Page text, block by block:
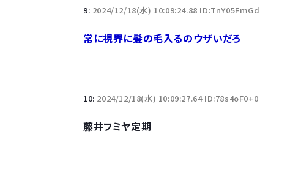
9: 2024/12/18(水) 10:09:24.88 ID:TnY05FmGd
常に視界に髪の毛入るのウザいだろ
10: 2024/12/18(水) 10:09:27.64 ID:78s4oF0+0
藤井フミヤ定期